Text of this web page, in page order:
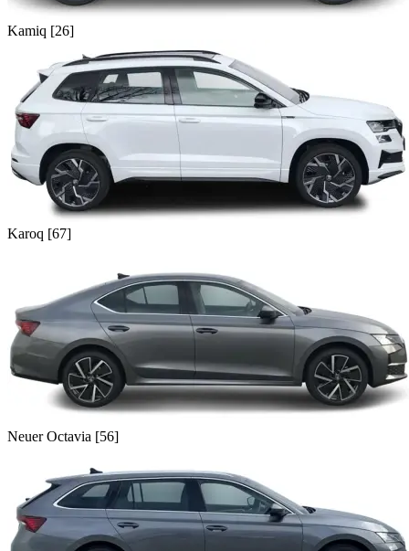
Kamiq [26]
Karoq [67]
Neuer Octavia [56]